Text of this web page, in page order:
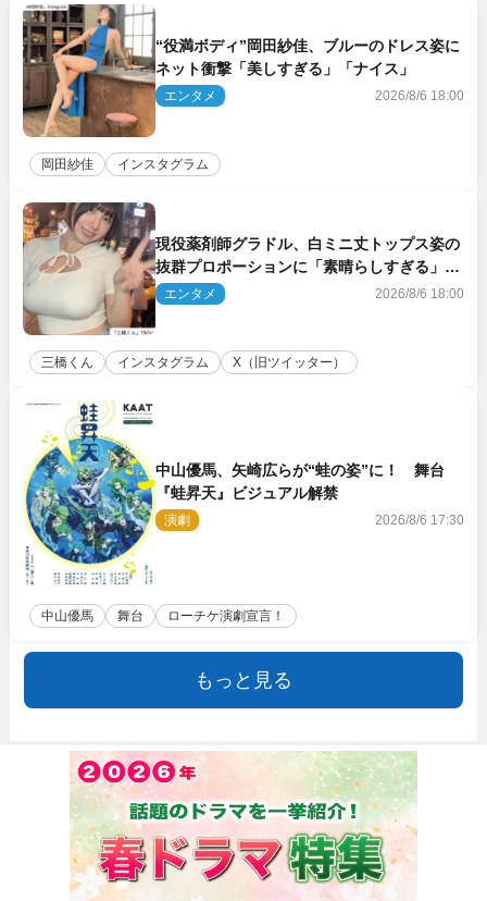
“役満ボディ”岡田紗佳、ブルーのドレス姿に
ネット衝撃「美しすぎる」「ナイス」
エンタメ 2026/8/6 18:00
岡田紗佳 インスタグラム
現役薬剤師グラドル、白ミニ丈トップス姿の
抜群プロポーションに「素晴らしすぎる」
「すっっっご！」とネット絶賛
エンタメ 2026/8/6 18:00
三橋くん インスタグラム X（旧ツイッター）
中山優馬、矢崎広らが“蛙の姿”に！ 舞台
『蛙昇天』ビジュアル解禁
演劇 2026/8/6 17:30
中山優馬 舞台 ローチケ演劇宣言！
もっと見る